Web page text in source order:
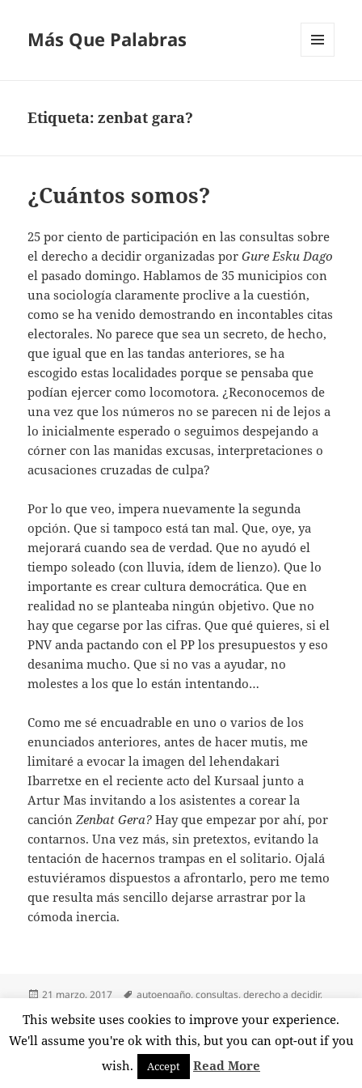
Más Que Palabras
Etiqueta:zenbat gara?
¿Cuántos somos?
25 por ciento de participación en las consultas sobre
el derecho a decidir organizadas porGure Esku Dago
el pasado domingo. Hablamos de 35 municipios con
una sociología claramente proclive a la cuestión,
como se ha venido demostrando en incontables citas
electorales. No parece que sea un secreto, de hecho,
que igual que en las tandas anteriores, se ha
escogido estas localidades porque se pensaba que
podían ejercer como locomotora. ¿Reconocemos de
una vez que los números no se parecen ni de lejos a
lo inicialmente esperado o seguimos despejando a
córner con las manidas excusas, interpretaciones o
acusaciones cruzadas de culpa?
Por lo que veo, impera nuevamente la segunda
opción. Que si tampoco está tan mal. Que, oye, ya
mejorará cuando sea de verdad. Que no ayudó el
tiempo soleado (con lluvia, ídem de lienzo). Que lo
importante es crear cultura democrática. Que en
realidad no se planteaba ningún objetivo. Que no
hay que cegarse por las cifras. Que qué quieres, si el
PNV anda pactando con el PP los presupuestos y eso
desanima mucho. Que si no vas a ayudar, no
molestes a los que lo están intentando…
Como me sé encuadrable en uno o varios de los
enunciados anteriores, antes de hacer mutis, me
limitaré a evocar la imagen del lehendakari
Ibarretxe en el reciente acto del Kursaal junto a
Artur Mas invitando a los asistentes a corear la
canciónZenbat Gera? Hay que empezar por ahí, por
contarnos. Una vez más, sin pretextos, evitando la
tentación de hacernos trampas en el solitario. Ojalá
estuviéramos dispuestos a afrontarlo, pero me temo
que resulta más sencillo dejarse arrastrar por la
cómoda inercia.
Publicado
21 marzo, 2017 Etiquetas
autoengaño,consultas,derecho a decidir,
gara?
4 comentariosen ¿Cuántos somos?
Funciona gracias a WordPress
This website uses cookies to improve your experience.
We'll assume you're ok with this, but you can opt-out if you
wish.
Accept Read More